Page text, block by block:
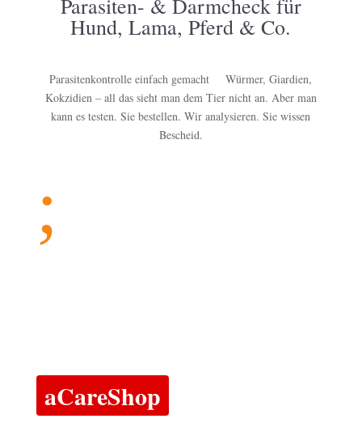
Parasiten- & Darmcheck für
Hund, Lama, Pferd & Co.
Parasitenkontrolle einfach gemacht Würmer, Giardien,
Kokzidien – all das sieht man dem Tier nicht an. Aber man
kann es testen. Sie bestellen. Wir analysieren. Sie wissen
Bescheid.
;
aCareShop